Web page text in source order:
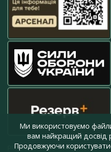
press@armyinform.com.ua
Ми використовуємо
вам найкращий досвід
Продовжуючи